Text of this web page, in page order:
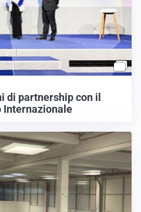
di partnership con il
Internazionale